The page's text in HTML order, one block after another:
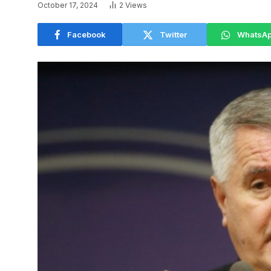
October 17, 2024 2 Views
Facebook Twitter